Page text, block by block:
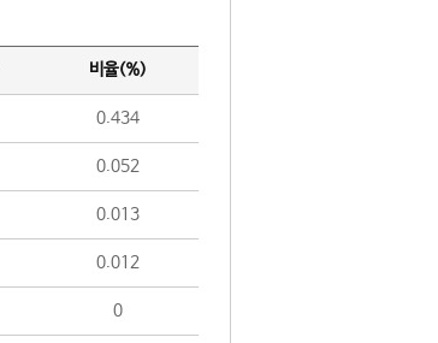
비율(%)
0.434
0.052
0.013
0.012
0